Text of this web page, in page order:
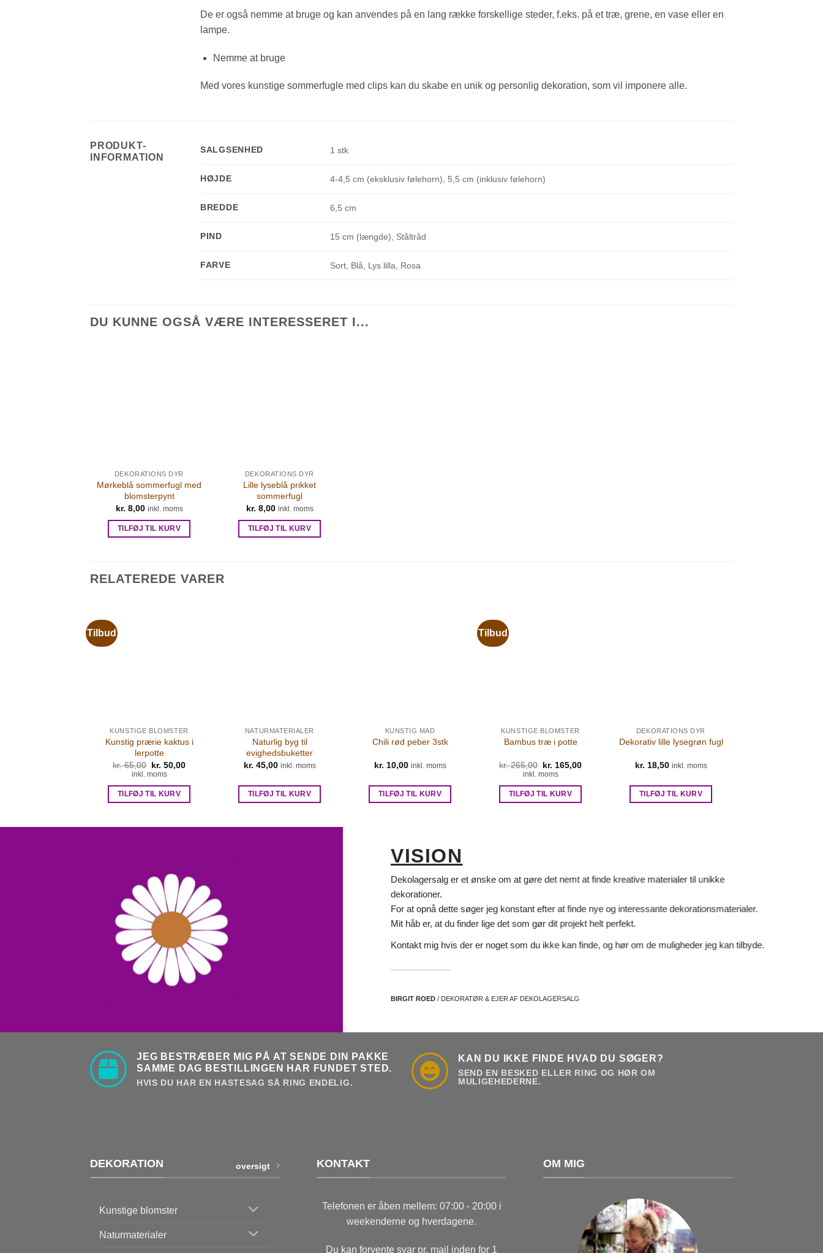
De er også nemme at bruge og kan anvendes på en lang række forskellige steder, f.eks. på et træ, grene, en vase eller en
lampe.
Nemme at bruge
Med vores kunstige sommerfugle med clips kan du skabe en unik og personlig dekoration, som vil imponere alle.
PRODUKT-
INFORMATION
SALGSENHED 1 stk
HØJDE 4-4,5 cm (eksklusiv følehorn), 5,5 cm (inklusiv følehorn)
BREDDE 6,5 cm
PIND 15 cm (længde), Ståltråd
FARVE Sort, Blå, Lys lilla, Rosa
DU KUNNE OGSÅ VÆRE INTERESSERET I...
DEKORATIONS DYR
Mørkeblå sommerfugl med
blomsterpynt
kr. 8,00 inkl. moms
TILFØJ TIL KURV
DEKORATIONS DYR
Lille lyseblå prikket
sommerfugl
kr. 8,00 inkl. moms
TILFØJ TIL KURV
RELATEREDE VARER
Tilbud
KUNSTIGE BLOMSTER
Kunstig prærie kaktus i
lerpotte
kr.65,00 Den
oprindelige
var:
kr. 65,00.
kr. 50,00Den
inkl. moms
TILFØJ TIL KURV
NATURMATERIALER
Naturlig byg til
evighedsbuketter
kr. 45,00 inkl. moms
TILFØJ TIL KURV
KUNSTIG MAD
Chili rød peber 3stk
kr. 10,00 inkl. moms
TILFØJ TIL KURV
Tilbud
KUNSTIGE BLOMSTER
Bambus træ i potte
kr.265,00 Den
oprindelige
var:
kr. 265,00.
kr. 165,00Den
inkl. moms
TILFØJ TIL KURV
DEKORATIONS DYR
Dekorativ lille lysegrøn fugl
kr. 18,50 inkl. moms
TILFØJ TIL KURV
VISION
Dekolagersalg er et ønske om at gøre det nemt at finde kreative materialer til unikke
dekorationer.
For at opnå dette søger jeg konstant efter at finde nye og interessante dekorationsmaterialer.
Mit håb er, at du finder lige det som gør dit projekt helt perfekt.
Kontakt mig hvis der er noget som du ikke kan finde, og hør om de muligheder jeg kan tilbyde.
BIRGIT ROED / DEKORATØR & EJER AF DEKOLAGERSALG
JEG BESTRÆBER MIG PÅ AT SENDE DIN PAKKE
SAMME DAG BESTILLINGEN HAR FUNDET STED.
HVIS DU HAR EN HASTESAG SÅ RING ENDELIG.
KAN DU IKKE FINDE HVAD DU SØGER?
SEND EN BESKED ELLER RING OG HØR OM
MULIGEHEDERNE.
DEKORATION oversigt
Kunstige blomster
Naturmaterialer
KONTAKT
Telefonen er åben mellem: 07:00 - 20:00 i
weekenderne og hverdagene.
Du kan forvente svar pr. mail inden for 1
OM MIG